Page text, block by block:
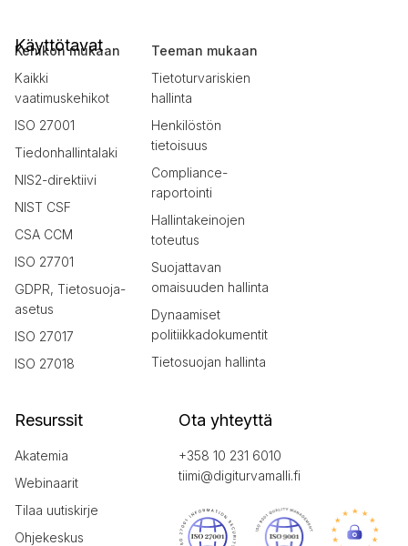
Käyttötavat
Kehikon mukaan
Kaikki
vaatimuskehikot
ISO 27001
Tiedonhallintalaki
NIS2-direktiivi
NIST CSF
CSA CCM
ISO 27701
GDPR, Tietosuoja-
asetus
ISO 27017
ISO 27018
Teeman mukaan
Tietoturvariskien
hallinta
Henkilöstön
tietoisuus
Compliance-
raportointi
Hallintakeinojen
toteutus
Suojattavan
omaisuuden hallinta
Dynaamiset
politiikkadokumentit
Tietosuojan hallinta
Resurssit
Akatemia
Webinaarit
Tilaa uutiskirje
Ohjekeskus
Ota yhteyttä
+358 10 231 6010
tiimi@digiturvamalli.fi